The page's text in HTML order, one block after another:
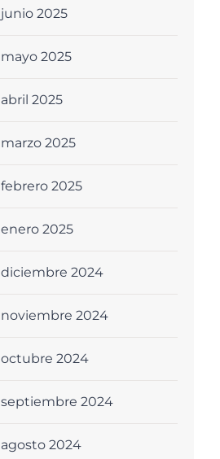
junio 2025
mayo 2025
abril 2025
marzo 2025
febrero 2025
enero 2025
diciembre 2024
noviembre 2024
octubre 2024
septiembre 2024
agosto 2024